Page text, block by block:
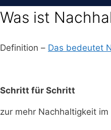
Was ist
Definition – Das bedeutet
Schritt für Schritt
zur mehr Nachhaltigkeit